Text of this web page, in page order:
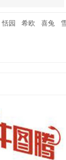
恬园 希欧 喜兔